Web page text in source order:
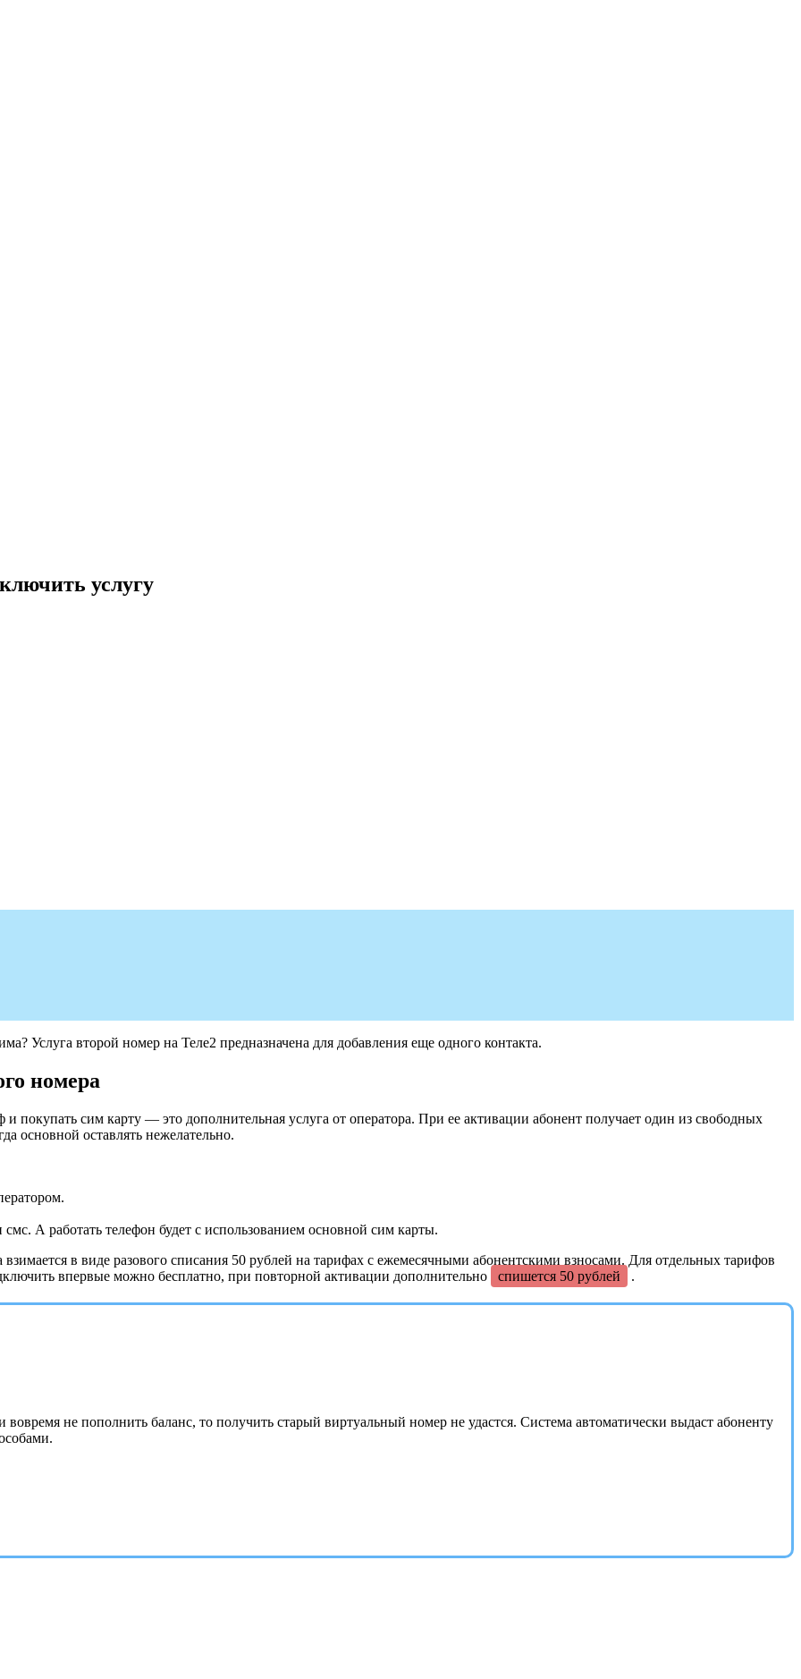
услугу
Услуга второй номер на Теле2 предназначена для добавления еще одного контакта.
номера
и покупать сим карту — это дополнительная услуга от оператора. При ее активации абонент получает один из свободных
основной оставлять нежелательно.
А работать телефон будет с использованием основной сим карты.
взимается в виде разового списания 50 рублей на тарифах с ежемесячными абонентскими взносами. Для отдельных тарифов
впервые можно бесплатно, при повторной активации дополнительно спишется 50 рублей .
не пополнить баланс, то получить старый виртуальный номер не удастся. Система автоматически выдаст абоненту